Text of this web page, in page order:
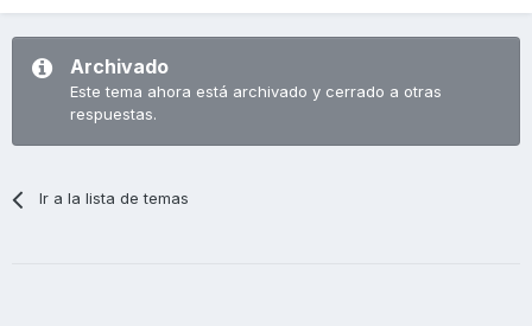
Archivado
Este tema ahora está archivado y cerrado a otras
respuestas.
Ir a la lista de temas